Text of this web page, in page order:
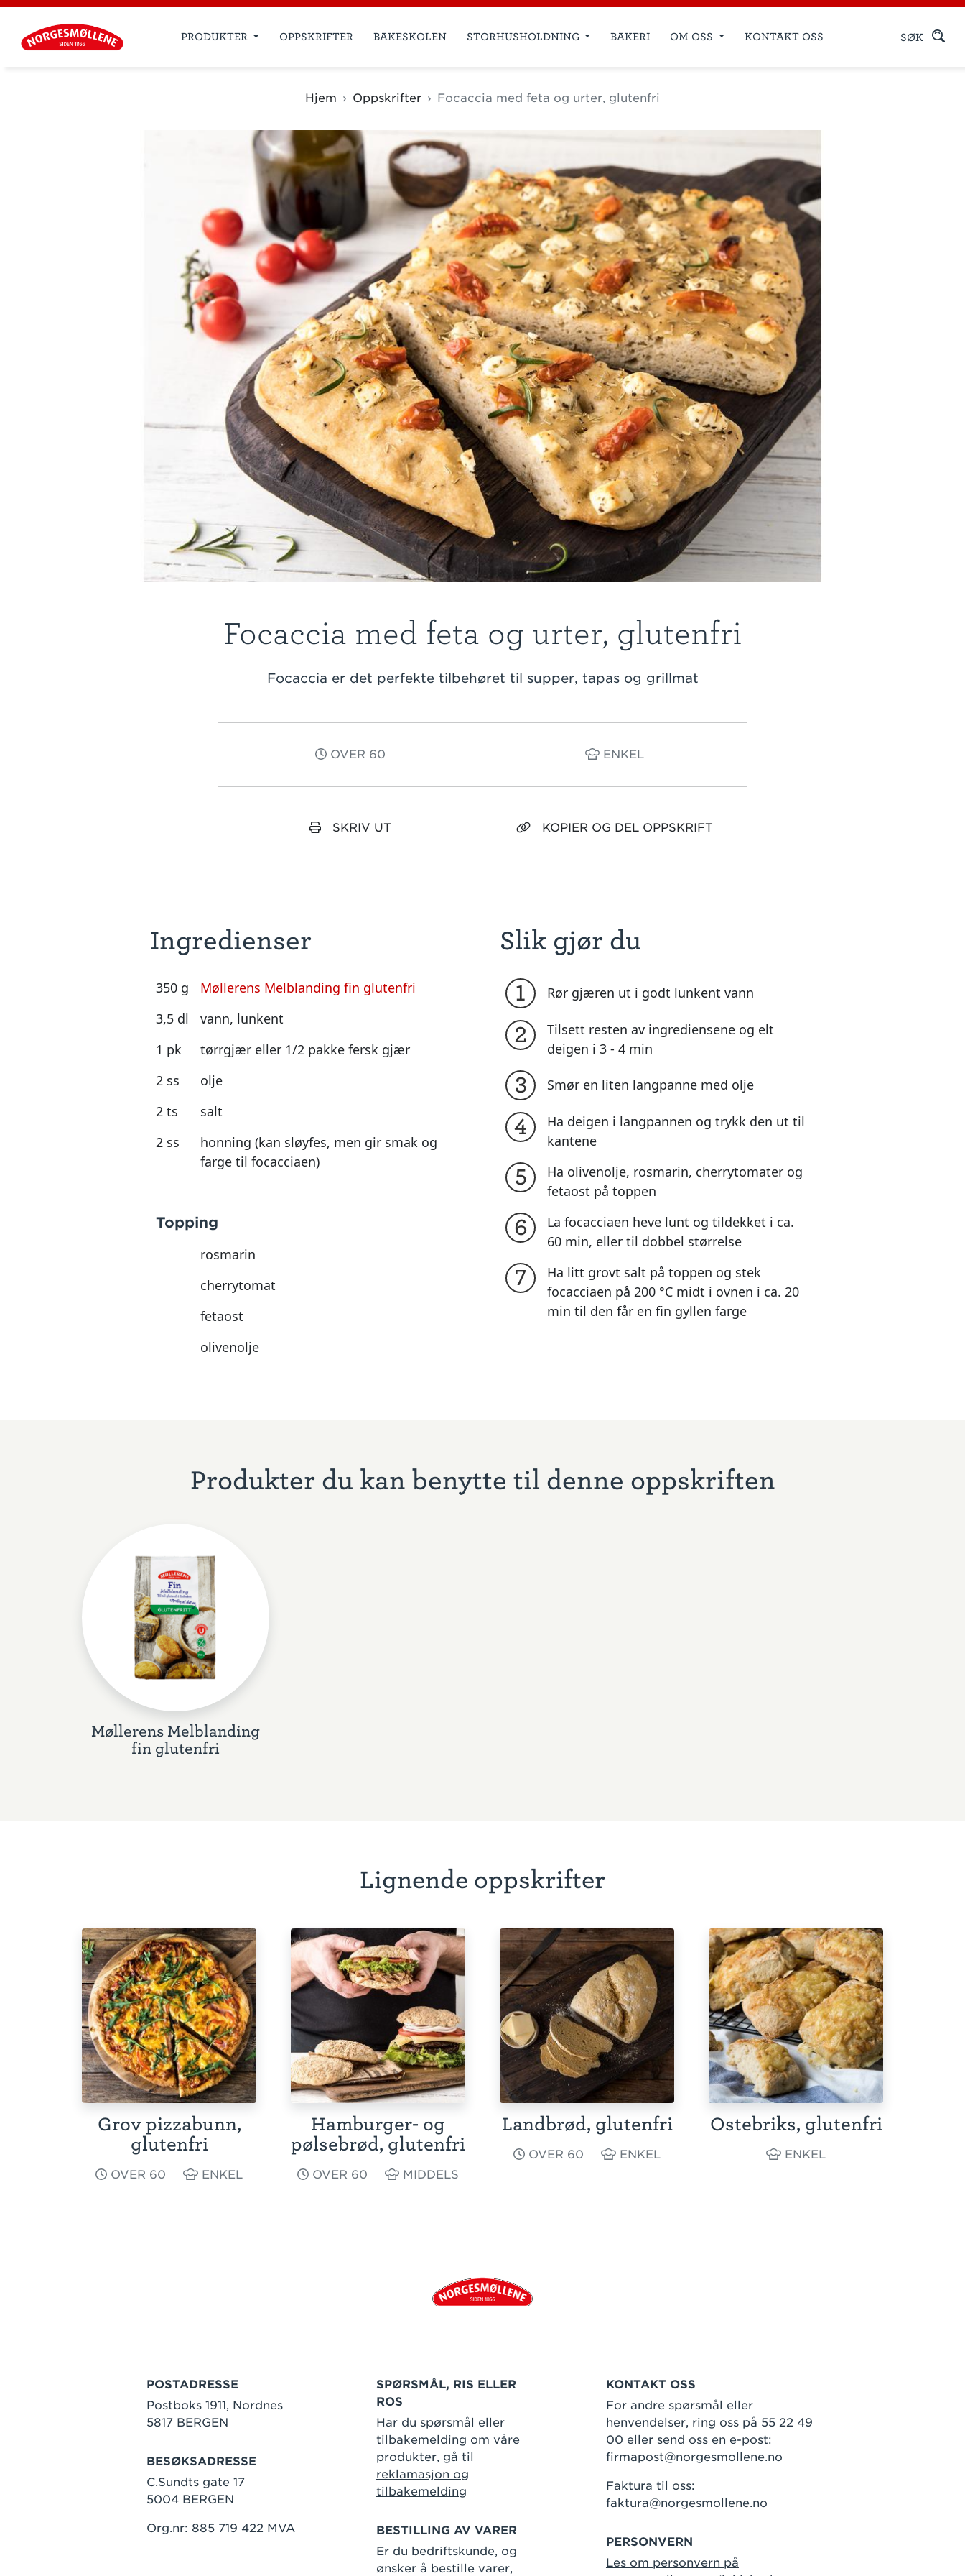
PRODUKTER OPPSKRIFTER BAKESKOLEN STORHUSHOLDNING BAKERI OM OSS KONTAKT OSS SØK
Hjem Oppskrifter Focaccia med feta og urter, glutenfri
Focaccia med feta og urter, glutenfri
Focaccia er det perfekte tilbehøret til supper, tapas og grillmat
OVER 60 ENKEL
SKRIV UT KOPIER OG DEL OPPSKRIFT
Ingredienser
350 g
Møllerens Melblanding fin glutenfri
3,5 dl
vann, lunkent
1 pk
tørrgjær eller 1/2 pakke fersk gjær
2 ss
olje
2 ts
salt
2 ss
honning (kan sløyfes, men gir smak og
farge til focacciaen)
Topping
rosmarin
cherrytomat
fetaost
olivenolje
Slik gjør du
1 Rør gjæren ut i godt lunkent vann
2
Tilsett resten av ingrediensene og elt
deigen i 3 - 4 min
3 Smør en liten langpanne med olje
4
Ha deigen i langpannen og trykk den ut til
kantene
5
Ha olivenolje, rosmarin, cherrytomater og
fetaost på toppen
6
La focacciaen heve lunt og tildekket i ca.
60 min, eller til dobbel størrelse
7
Ha litt grovt salt på toppen og stek
focacciaen på 200 °C midt i ovnen i ca. 20
min til den får en fin gyllen farge
Produkter du kan benytte til denne oppskriften
Møllerens Melblanding
fin glutenfri
Lignende oppskrifter
Grov pizzabunn,
glutenfri
OVER 60 ENKEL
Hamburger- og
pølsebrød, glutenfri
OVER 60 MIDDELS
Landbrød, glutenfri
OVER 60 ENKEL
Ostebriks, glutenfri
ENKEL
POSTADRESSE
Postboks 1911, Nordnes
5817 BERGEN
BESØKSADRESSE
C.Sundts gate 17
5004 BERGEN
Org.nr: 885 719 422 MVA
SPØRSMÅL, RIS ELLER
ROS
Har du spørsmål eller
tilbakemelding om våre
produkter, gå til
reklamasjon og
tilbakemelding
BESTILLING AV VARER
Er du bedriftskunde, og
ønsker å bestille varer,
KONTAKT OSS
For andre spørsmål eller
henvendelser, ring oss på 55 22 49
00 eller send oss en e-post:
firmapost@norgesmollene.no
Faktura til oss:
faktura@norgesmollene.no
PERSONVERN
Les om personvern på